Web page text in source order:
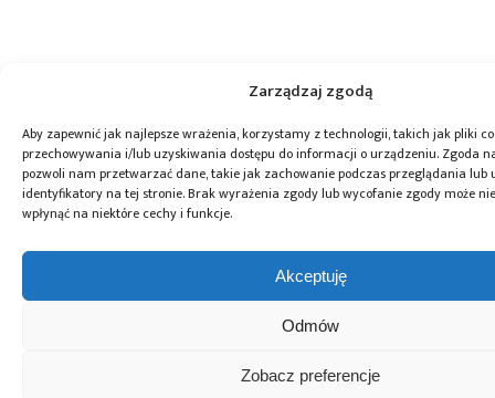
Zarządzaj zgodą
Aby zapewnić jak najlepsze wrażenia, korzystamy z technologii, takich jak pliki
przechowywania i/lub uzyskiwania dostępu do informacji o urządzeniu. Zgoda
pozwoli nam przetwarzać dane, takie jak zachowanie podczas przeglądania lub
identyfikatory na tej stronie. Brak wyrażenia zgody lub wycofanie zgody może
wpłynąć na niektóre cechy i funkcje.
Akceptuję
Odmów
Zobacz preferencje